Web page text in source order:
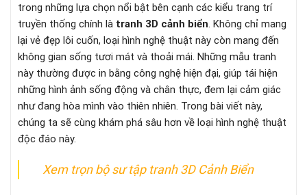
trong những lựa chọn nổi bật bên cạnh các kiểu trang trí
truyền thống chính là tranh 3D cảnh biển. Không chỉ mang
lại vẻ đẹp lôi cuốn, loại hình nghệ thuật này còn mang đến
không gian sống tươi mát và thoải mái. Những mẫu tranh
này thường được in bằng công nghệ hiện đại, giúp tái hiện
những hình ảnh sống động và chân thực, đem lại cảm giác
như đang hòa mình vào thiên nhiên. Trong bài viết này,
chúng ta sẽ cùng khám phá sâu hơn về loại hình nghệ thuật
độc đáo này.
Xem trọn bộ sư tập tranh 3D Cảnh Biển